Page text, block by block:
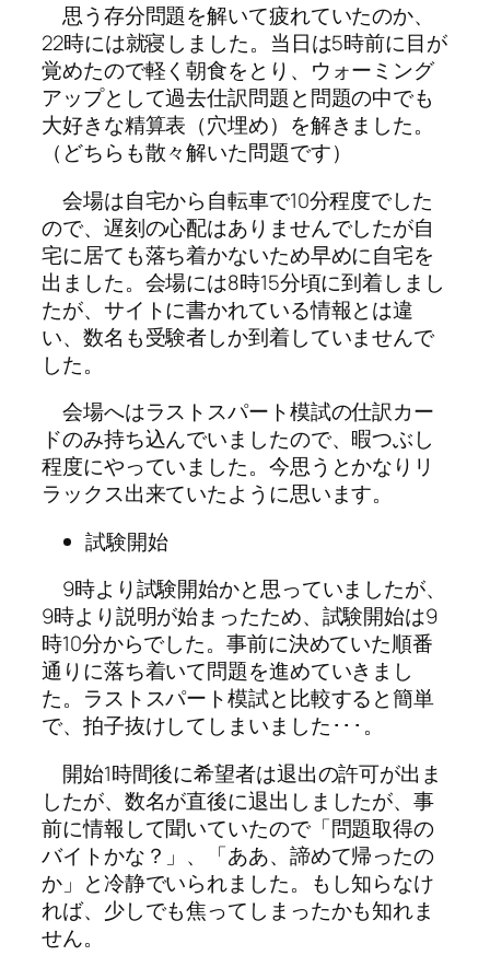
思う存分問題を解いて疲れていたのか、
22時には就寝しました。当日は5時前に目が
覚めたので軽く朝食をとり、ウォーミング
アップとして過去仕訳問題と問題の中でも
大好きな精算表（穴埋め）を解きました。
（どちらも散々解いた問題です）
会場は自宅から自転車で10分程度でした
ので、遅刻の心配はありませんでしたが自
宅に居ても落ち着かないため早めに自宅を
出ました。会場には8時15分頃に到着しまし
たが、サイトに書かれている情報とは違
い、数名も受験者しか到着していませんで
した。
会場へはラストスパート模試の仕訳カー
ドのみ持ち込んでいましたので、暇つぶし
程度にやっていました。今思うとかなりリ
ラックス出来ていたように思います。
試験開始
9時より試験開始かと思っていましたが、
9時より説明が始まったため、試験開始は9
時10分からでした。事前に決めていた順番
通りに落ち着いて問題を進めていきまし
た。ラストスパート模試と比較すると簡単
で、拍子抜けしてしまいました･･･。
開始1時間後に希望者は退出の許可が出ま
したが、数名が直後に退出しましたが、事
前に情報して聞いていたので「問題取得の
バイトかな？」、「ああ、諦めて帰ったの
か」と冷静でいられました。もし知らなけ
れば、少しでも焦ってしまったかも知れま
せん。